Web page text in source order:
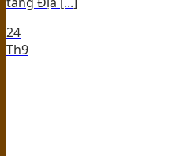
24
Th9